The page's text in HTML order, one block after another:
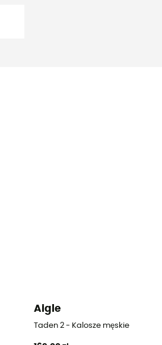
Aigle
Taden 2 - Kalosze męskie